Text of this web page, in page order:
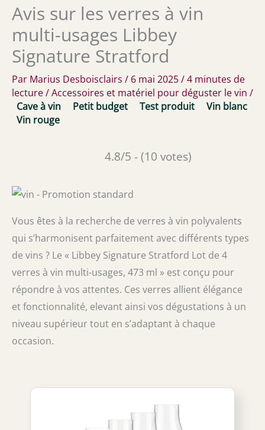
Avis sur les verres à vin
multi-usages Libbey
Signature Stratford
Par Marius Desboisclairs / 6 mai 2025/4 minutes de
lecture/Accessoires et matériel pour déguster le vin /
Cave à vin
Petit budget Test produit
Vin blanc
Vin rouge
4.8/5 - (10 votes)
Vous êtes à la recherche de verres à vin polyvalents
qui s’harmonisent parfaitement avec différents types
de vins ? Le « Libbey Signature Stratford Lot de 4
verres à vin multi-usages, 473 ml » est conçu pour
répondre à vos attentes. Ces verres allient élégance
et fonctionnalité, elevant ainsi vos dégustations à un
niveau supérieur tout en s’adaptant à chaque
occasion.